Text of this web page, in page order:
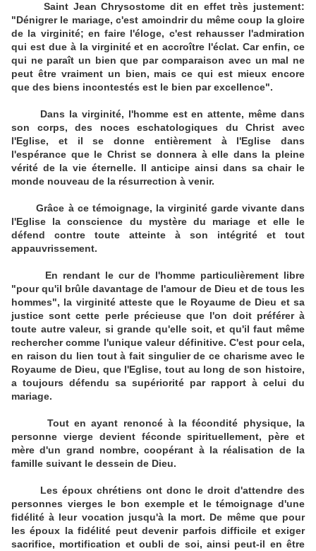
Saint Jean Chrysostome dit en effet très justement:
"Dénigrer le mariage, c'est amoindrir du même coup la gloire
de la virginité; en faire l'éloge, c'est rehausser l'admiration
qui est due à la virginité et en accroître l'éclat. Car enfin, ce
qui ne paraît un bien que par comparaison avec un mal ne
peut être vraiment un bien, mais ce qui est mieux encore
que des biens incontestés est le bien par excellence".
Dans la virginité, l'homme est en attente, même dans
son corps, des noces eschatologiques du Christ avec
l'Eglise, et il se donne entièrement à l'Eglise dans
l'espérance que le Christ se donnera à elle dans la pleine
vérité de la vie éternelle. Il anticipe ainsi dans sa chair le
monde nouveau de la résurrection à venir.
Grâce à ce témoignage, la virginité garde vivante dans
l'Eglise la conscience du mystère du mariage et elle le
défend contre toute atteinte à son intégrité et tout
appauvrissement.
En rendant le cur de l'homme particulièrement libre
"pour qu'il brûle davantage de l'amour de Dieu et de tous les
hommes", la virginité atteste que le Royaume de Dieu et sa
justice sont cette perle précieuse que l'on doit préférer à
toute autre valeur, si grande qu'elle soit, et qu'il faut même
rechercher comme l'unique valeur définitive. C'est pour cela,
en raison du lien tout à fait singulier de ce charisme avec le
Royaume de Dieu, que l'Eglise, tout au long de son histoire,
a toujours défendu sa supériorité par rapport à celui du
mariage.
Tout en ayant renoncé à la fécondité physique, la
personne vierge devient féconde spirituellement, père et
mère d'un grand nombre, coopérant à la réalisation de la
famille suivant le dessein de Dieu.
Les époux chrétiens ont donc le droit d'attendre des
personnes vierges le bon exemple et le témoignage d'une
fidélité à leur vocation jusqu'à la mort. De même que pour
les époux la fidélité peut devenir parfois difficile et exiger
sacrifice, mortification et oubli de soi, ainsi peut-il en être